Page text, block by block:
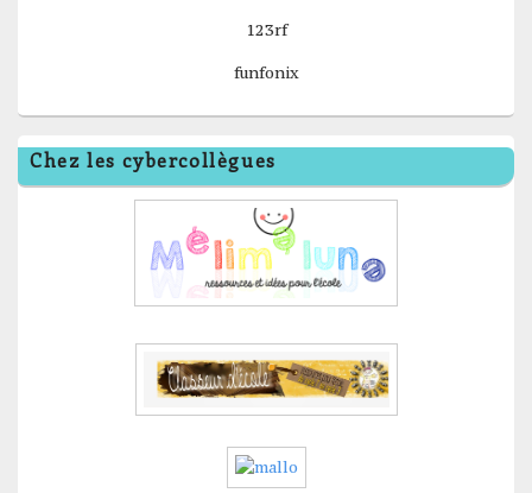
123rf
funfonix
Chez les cybercollègues